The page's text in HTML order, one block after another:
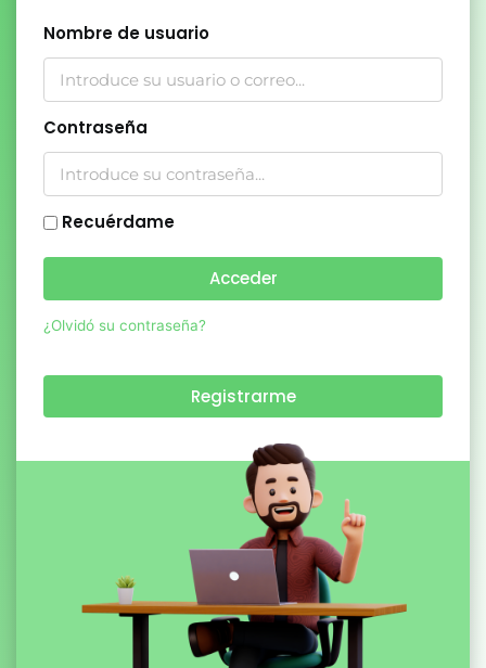
Nombre de usuario
Contraseña
Recuérdame
Acceder
¿Olvidó su contraseña?
Registrarme